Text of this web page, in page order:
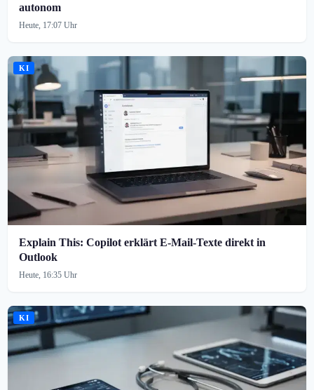
autonom
Heute, 17:07 Uhr
KI
Explain This: Copilot erklärt E-Mail-Texte direkt in
Outlook
Heute, 16:35 Uhr
KI